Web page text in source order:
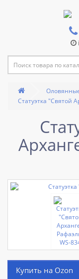
Статуэтка "Святой
Купить на Ozon